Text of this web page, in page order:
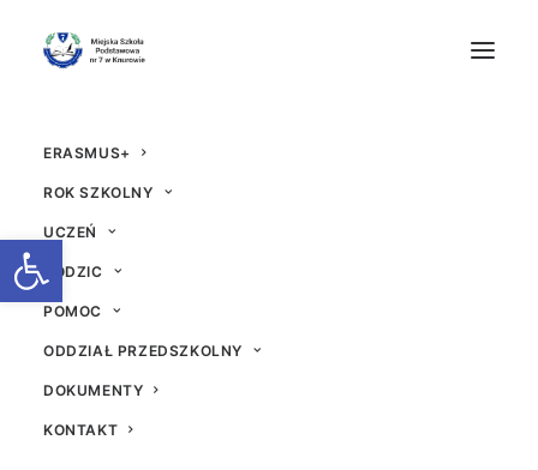
Otwórz pasek narzędzi
ERASMUS+
ROK SZKOLNY
UCZEŃ
RODZIC
POMOC
ODDZIAŁ PRZEDSZKOLNY
DOKUMENTY
KONTAKT
Festiwal Kolorów 4-8
30 MARCA 2022